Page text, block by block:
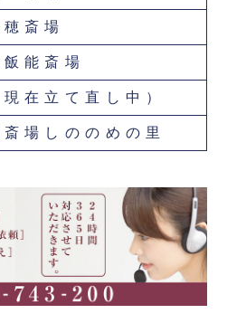
斎場
飯能斎場
在立て直し中）
場しののめの里